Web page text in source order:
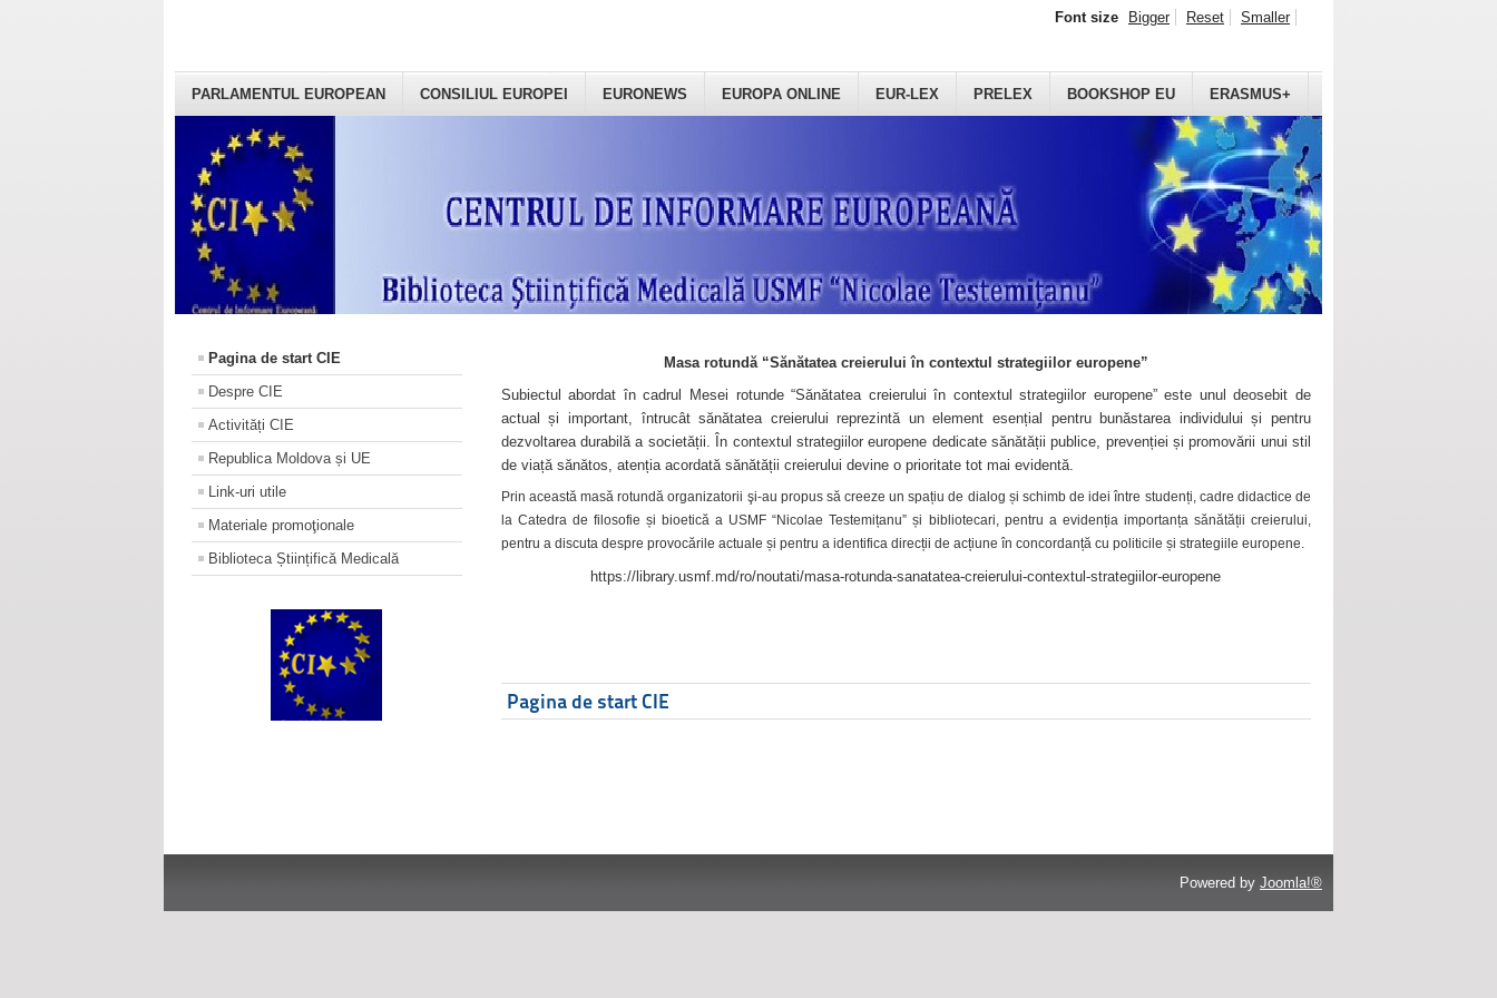
PARLAMENTUL EUROPEAN CONSILIUL EUROPEI EURONEWS EUROPA ONLINE EUR-LEX PRELEX BOOKSHOP EU ERASMUS+
Font size Bigger Reset Smaller
Pagina de start CIE
Despre CIE
Activități CIE
Republica Moldova și UE
Link-uri utile
Materiale promoţionale
Biblioteca Științifică Medicală
Masa rotundă “Sănătatea creierului în contextul strategiilor europene”
Subiectul abordat în cadrul Mesei rotunde “Sănătatea creierului în contextul strategiilor europene” este unul deosebit de
actual și important, întrucât sănătatea creierului reprezintă un element esențial pentru bunăstarea individului și pentru
dezvoltarea durabilă a societății. În contextul strategiilor europene dedicate sănătății publice, prevenției și promovării unui stil
de viață sănătos, atenția acordată sănătății creierului devine o prioritate tot mai evidentă.
Prin această masă rotundă organizatorii şi-au propus să creeze un spațiu de dialog și schimb de idei între studenți, cadre didactice de
la Catedra de filosofie și bioetică a USMF “Nicolae Testemițanu” și bibliotecari, pentru a evidenția importanța sănătății creierului,
pentru a discuta despre provocările actuale și pentru a identifica direcții de acțiune în concordanță cu politicile și strategiile europene.
https://library.usmf.md/ro/noutati/masa-rotunda-sanatatea-creierului-contextul-strategiilor-europene
Pagina de start CIE
Powered by Joomla!®